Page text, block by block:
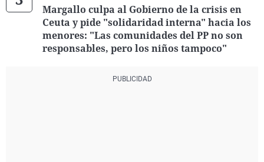
Margallo culpa al Gobierno de la crisis en
Ceuta y pide "solidaridad interna" hacia los
menores: "Las comunidades del PP no son
responsables, pero los niños tampoco"